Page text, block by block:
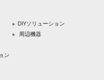
ン
DIYソリューション
周辺機器